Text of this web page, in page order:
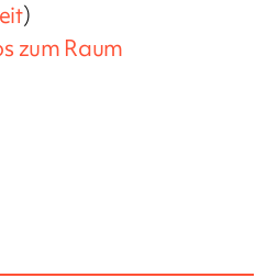
)
zum Raum